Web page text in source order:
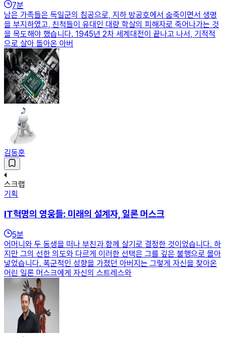
7분
남은 가족들은 독일군의 침공으로, 지하 방공호에서 숨죽이면서 생명
을 부지하였고, 친척들이 유대인 대량 학살의 피해자로 죽어나가는 것
을 목도해야 했습니다. 1945년 2차 세계대전이 끝나고 나서, 기적적
으로 살아 돌아온 아버
김동훈
스크랩
기획
IT혁명의 영웅들: 미래의 설계자, 일론 머스크
5분
어머니와 두 동생을 떠나 부친과 함께 살기로 결정한 것이었습니다. 하
지만 그의 선한 의도와 다르게 이러한 선택은 그를 깊은 불행으로 몰아
넣었습니다. 폭군적인 성향을 가졌던 아버지는 그렇게 자신을 찾아온
어린 일론 머스크에게 자신의 스트레스와